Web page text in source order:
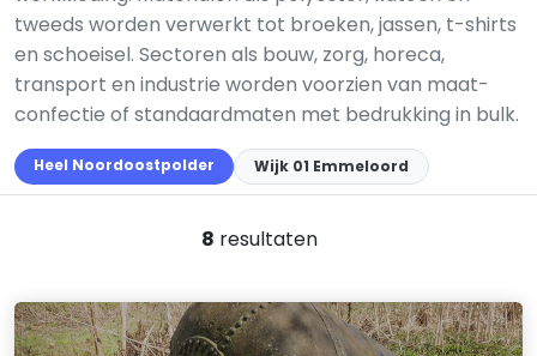
tweeds worden verwerkt tot broeken, jassen, t-shirts
en schoeisel. Sectoren als bouw, zorg, horeca,
transport en industrie worden voorzien van maat­
confectie of standaard­maten met bedrukking in bulk.
Heel Noordoostpolder Wijk 01 Emmeloord
8 resultaten